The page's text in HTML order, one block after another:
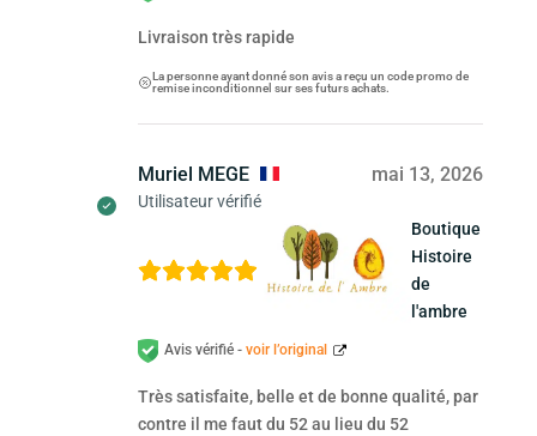
Livraison très rapide
La personne ayant donné son avis a reçu un code promo de
remise inconditionnel sur ses futurs achats.
Muriel MEGE
Utilisateur vérifié
mai 13, 2026
Boutique
Histoire
de
l'ambre
Avis vérifié - voir l’original
Très satisfaite, belle et de bonne qualité, par
contre il me faut du 52 au lieu du 52